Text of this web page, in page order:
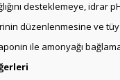
desteklemeye, idrar
düzenlenmesine ve tüy
ile amonyağı